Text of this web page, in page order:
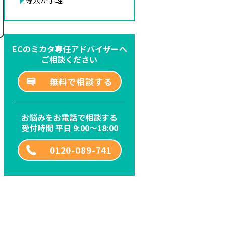
ECのミカタ専任アドバイザーへ
ご相談ください
無料で相談する
お悩みをお電話で相談する
受付時間 平日 9:00～18:00
0120-089-741